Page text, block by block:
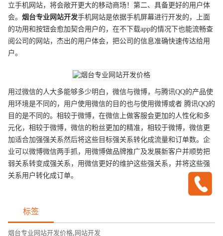
立手机网站，将会敞开更大的移动商场！第二、具备更好的用户体
会。 烟台专业网站开发手机网站是依据手机屏幕进行开发的，上面
的功用和按钮会愈加契合用户的，在不下载app的情况下也能流畅查
阅公司的网站，杰出的用户体会，把公司的信息准确快速传达给用
户。
用过微信的人大多能够多少明白，微信与微博，与腾讯QQ的产品使
用环境是不同的，用户使用微信的目的也与使用微博或者 腾讯QQ的
目的是不同的。相较于微博，在微信上做客服会更加的人性化和多
元化，相较于微博，微信的粉丝更加的精准，相较于微博，微信更
加适合加强强关系然后将这些目标强关系转化成流量和订单数。企
业可以微博微信两手抓，用微博做品牌推广及发展新客户并顺势把
弱关系转变成强关系，用微信更好的维护这些强关系，并将这些强
关系用户转化成订单。
标签
烟台专业网站开发价格, 网站开发